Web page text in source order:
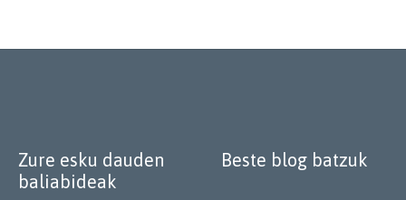
Zure esku dauden
baliabideak
Beste blog batzuk